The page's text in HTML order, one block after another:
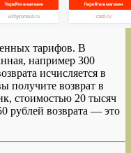
тарифов. В
например 300
исчисляется в
получите возврат в
стоимостью 20 тысяч
рублей возврата — это